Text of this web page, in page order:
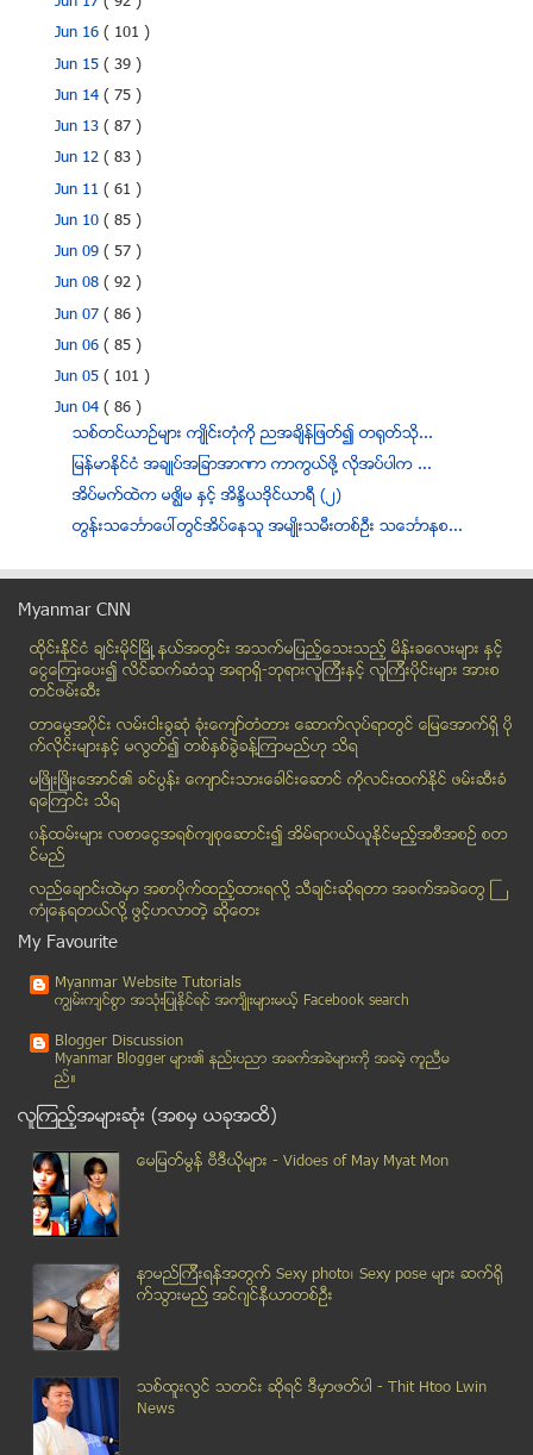
Jun 16( 101 )
Jun 15( 39 )
Jun 14( 75 )
Jun 13( 87 )
Jun 12( 83 )
Jun 11( 61 )
Jun 10( 85 )
Jun 09( 57 )
Jun 08( 92 )
Jun 07( 86 )
Jun 06( 85 )
Jun 05( 101 )
Jun 04( 86 )
သစ္တင္ယာဥ္မ်ား က်ဳိင္းတံုကို ညအခ်ိန္ျဖတ္၍ တ႐ုတ္သို...
ျမန္မာႏိုင္ငံ အခ်ဳပ္အျခာအာဏာ ကာကြယ္ဖို႔ လိုအပ္ပါက ...
အိပ္မက္ထဲက မဇၥ်ိမ ႏွင့္ အိႏိၵယဒုိင္ယာရီ (၂)
တြန္းသေဘၤာေပၚတြင္အိပ္ေနသူ အမ်ဳိးသမီးတစ္ဦး သေဘၤာနစ...
သမၼတတာ၀န္ ဆက္ထမ္းရြက္ဖုိ႔ ဦးသိန္းစိန္ကုိ ေကအဲန္ယူ...
တရုတ္ပန္ဒါေလးမ်ားက ေရဘ၀ဲေပါလ္အစား ဘရာဇီးကမၻာ့ဖလားေ...
အစိုးရက ျပည္သူမ်ားထံေပးထားသည့္ ေဆး႐ုံ၊ ေက်ာင္း၊ လမ...
ဗီယက္နမ္ေဘာလံုးအဖြဲ႕ခ်ဳပ္၏ ကမ္းလွမ္းမႈကို ျမန္မာႏု...
ပင္လယ္စာ စားရင္ သတိထားသင္ ့
နယ္နိမိတ္ လံုျခံဳေရး အစြမ္းကုန္ ကာကြယ္မည္
အၾကည္အသာျဖစ္မလား၊ ကလီကမာျဖစ္မလား ပီအာ
တူရကီရဲတပ္ဖြဲ႔က ဆႏၵျပသမားမ်ားအား မ်က္ရည္ယိုဗံုးမ်ာ...
လုပ္အားခ၊ လမ္းပိတ္ဆို႔မႈ နဲ႔ ေန႔စဥ္ဘဝ
ထိုင္းမွာ လက္သုံးေခ်ာင္း ေထာင္တာကို တားျမစ္
ယာဥ္တိုက္မႈေၾကာင့္ အိႏၵိယ အစိုးရသစ္၏ ဝန္ႀကီးတစ္ဦး...
ႀကိဳးဝိုင္းထဲတြင္ ခ်စ္သူကို လက္ထပ္ခြင့္ ေတာင္းခံခဲ...
နင္ေစရင္ ဇာတ္ကားဟာ ရင္မွာက်န္မယ့္ကားတစ္ကားလို႔ ဖြင...
ဥေရာပမွာ အေမရိကန္ စစ္အင္အားျဖည့္တင္းဖို႔ အိုဘားမား...
ဒါးပိန္ဘူတာအနီး ပန္းပုထုသူ အမ်ဳိးသားတစ္ဦး ရထားႀကိ...
ထိမိပြတ္မိ ဦးရာလူၿဖဲတဲ့ လမ္းမေပၚကျပႆ နာ
ကြၽန္မ . . . ကားစပယ္ယာ
ေယဘုယ်ဆန္ေသာ စကားလုံးမ်ားျဖင့္ စြပ္စြဲေမးျမန္းျခင္...
မိုးေကာင္းဘုရားလမ္းရွိ ဟိႏၵဴဘုရားေက်ာင္းေရွ႕တြင္ လ...
တင့္ကားဖ်က္လက္နက္ ၂၀၀ နီးပါး ဘဂၤလာေဒခ်္႕က ဖမ္းမိ
ကန္ေဒၚလာ ၅ သိန္းတက္ ကားကုိ ဖ်က္ဆီးဖို႔ ပိုင္ရွင္ကိ...
အာဆီယံတြင္ ျမန္မာ့ပညာေရး ေနာက္ဆံုးေရာက္ေနဟု သာသနာေ...
Myanmar CNN
ထိုင္းနို္င္ငံ ခ်င္းမိုင္ျမိဳ ့နယ္အတြင္း အသက္မျပည့္ေသးသည့္ မိန္းခေလးမ်ား နွင့္
ေငြေၾကးေပး၍ လိင္ဆက္ဆံသူ အရာရွိ-ဘုရားလူၾကီးနွင့္ လူၾကီးပိုင္းမ်ား အားစ
တင္ဖမ္းဆီး
တာေမြအ၀ိုင္း လမ္းငါးခြဆံု ခံုးေက်ာ္တံတား ေဆာက္လုပ္ရာတြင္ ေျမေအာက္ရွိ ပို
က္လိုင္းမ်ားႏွင့္ မလြတ္၍ တစ္ႏွစ္ခြဲခန္႔ၾကာမည္ဟု သိရ
မၿဖိဳးၿဖိဳးေအာင္၏ ခင္ပြန္း ေက်ာင္းသားေခါင္းေဆာင္ ကိုလင္းထက္ႏိုင္ ဖမ္းဆီးခံ
ရေၾကာင္း သိရ
၀န္ထမ္းမ်ား လစာေငြအရစ္က်စုေဆာင္း၍ အိမ္ရာ၀ယ္ယူႏုိင္မည့္အစီအစဥ္ စတ
င္မည္
လည္ေခ်ာင္းထဲမွာ အစာပိုက္ထည့္ထားရလုိ႔ သီခ်င္းဆုိရတာ အခက္အခဲေတြ ႀ
ကံဳေနရတယ္လို႔ ဖြင့္ဟလာတဲ့ ဆုိေတး
My Favourite
Myanmar Website Tutorials
ကၽြမ္းက်င္စြာ အသုံးျပဳႏုိင္ရင္ အက်ိဳးမ်ားမယ့္ Facebook search
Blogger Discussion
Myanmar Blogger မ်ား၏ နည္းပညာ အခက္အခဲမ်ားကုိ အခမဲ့ ကူညီမ
ည္။
လူၾကည့္အမ်ားဆုံး (အစမွ ယခုအထိ)
ေမျမတ္မြန္ ဗီဒီယုိမ်ား - Vidoes of May Myat Mon
နာမည္ၾကီးရန္အတြက္ Sexy photo၊ Sexy pose မ်ား ဆက္ရို
က္သြားမည္႔ အင္ဂ်င္နီယာတစ္ဦး
သစ္ထူးလြင္ သတင္း ဆုိရင္ ဒီမွာဖတ္ပါ - Thit Htoo Lwin
News